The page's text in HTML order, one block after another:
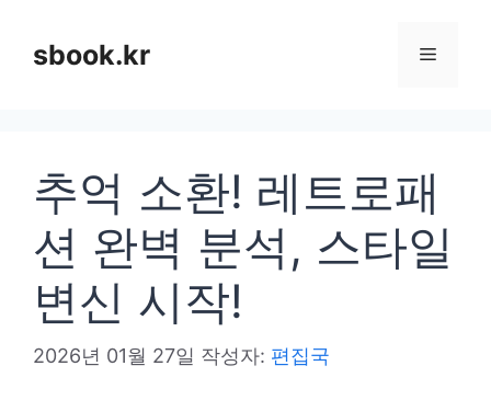
sbook.kr 메
추억 소환! 레트로패
션 완벽 분석, 스타일
변신 시작!
2026년 01월 27일 작성자: 편집국